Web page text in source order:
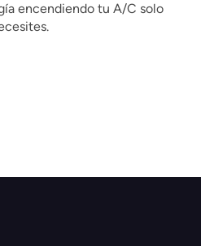
encendiendo tu A/C solo